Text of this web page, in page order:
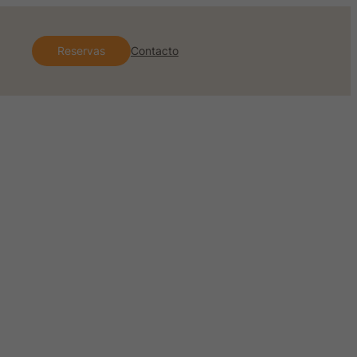
Reservas Contacto